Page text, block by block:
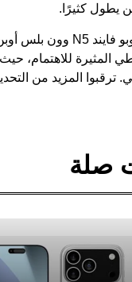
يطول كثيرًا.
المثيرة للاهتمام،
ترقبوا المزيد من
صلة